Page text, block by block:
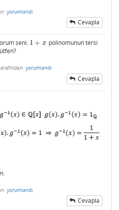
yorumlandı
Cevapla
seni. 1 + x
1 +x
polinomunun tersi
yorumlandı
Cevapla
yorumlandı
Cevapla